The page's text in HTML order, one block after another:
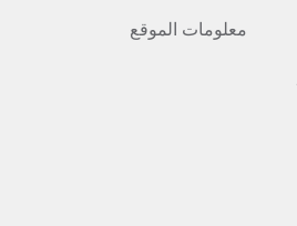
معلومات الموقع